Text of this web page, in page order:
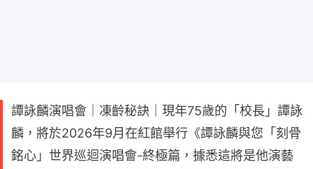
譚詠麟演唱會｜凍齡秘訣｜現年75歲的「校長」譚詠
麟，將於2026年9月在紅館舉行《譚詠麟與您「刻骨
銘心」世界巡迴演唱會-終極篇，據悉這將是他演藝